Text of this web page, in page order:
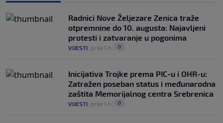
Radnici Nove Željezare Zenica traže
otpremnine do 10. augusta: Najavljeni
protesti i zatvaranje u pogonima
VIJESTI prije 1 h 0
Inicijativa Trojke prema PIC-u i OHR-u:
Zatražen poseban status i međunarodna
zaštita Memorijalnog centra Srebrenica
VIJESTI prije 1 h 0